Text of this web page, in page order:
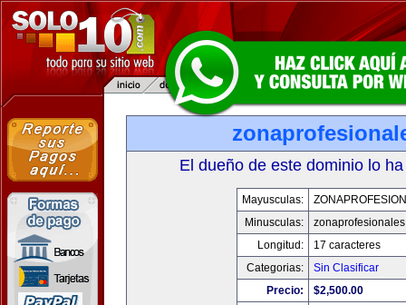
El dueño de este dominio lo
Mayusculas:
Minusculas:
Longitud:
17 caracteres
Categorias:
Sin Clasificar
Precio:
$2,500.00